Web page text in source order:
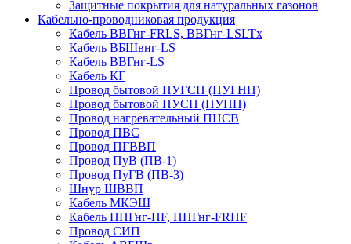
Защитные покрытия для натуральных газонов
Кабельно-проводниковая продукция
Кабель ВВГнг-FRLS, ВВГнг-LSLTx
Кабель ВБШвнг-LS
Кабель ВВГнг-LS
Кабель КГ
Провод бытовой ПУГСП (ПУГНП)
Провод бытовой ПУСП (ПУНП)
Провод нагревательный ПНСВ
Провод ПВС
Провод ПГВВП
Провод ПуВ (ПВ-1)
Провод ПуГВ (ПВ-3)
Шнур ШВВП
Кабель МКЭШ
Кабель ППГнг-HF, ППГнг-FRHF
Провод СИП